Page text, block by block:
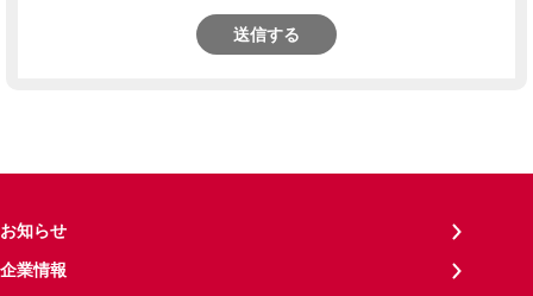
送信する
お知らせ
企業情報